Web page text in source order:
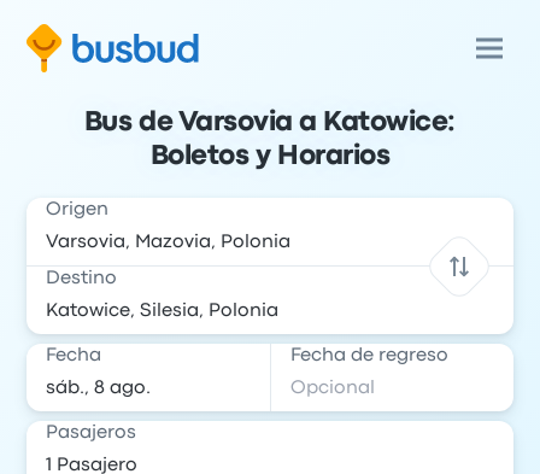
Bus de Varsovia a Katowice:
Boletos y Horarios
Origen
Destino
Fecha Fecha de regreso
Pasajeros